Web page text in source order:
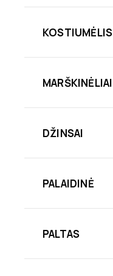
KOSTIUMĖLIS
MARŠKINĖLIAI
DŽINSAI
PALAIDINĖ
PALTAS